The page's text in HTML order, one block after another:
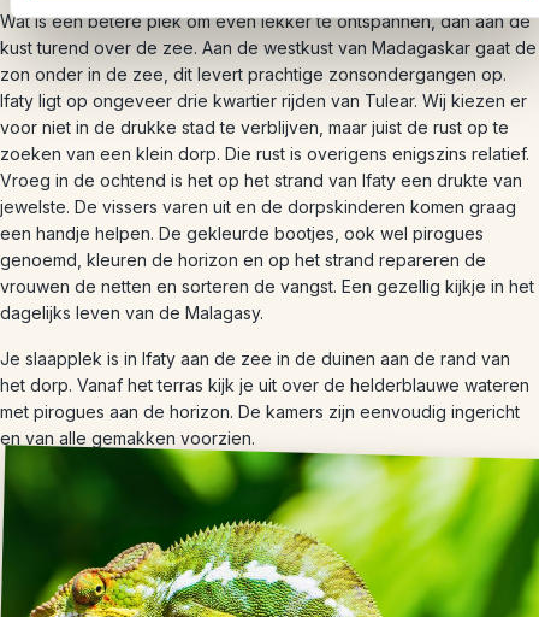
Wat is een betere plek om even lekker te ontspannen, dan aan de
kust turend over de zee. Aan de westkust van Madagaskar gaat de
zon onder in de zee, dit levert prachtige zonsondergangen op.
Ifaty ligt op ongeveer drie kwartier rijden van Tulear. Wij kiezen er
voor niet in de drukke stad te verblijven, maar juist de rust op te
zoeken van een klein dorp. Die rust is overigens enigszins relatief.
Vroeg in de ochtend is het op het strand van Ifaty een drukte van
jewelste. De vissers varen uit en de dorpskinderen komen graag
een handje helpen. De gekleurde bootjes, ook wel pirogues
genoemd, kleuren de horizon en op het strand repareren de
vrouwen de netten en sorteren de vangst. Een gezellig kijkje in het
dagelijks leven van de Malagasy.
Je slaapplek is in Ifaty aan de zee in de duinen aan de rand van
het dorp. Vanaf het terras kijk je uit over de helderblauwe wateren
met pirogues aan de horizon. De kamers zijn eenvoudig ingericht
en van alle gemakken voorzien.